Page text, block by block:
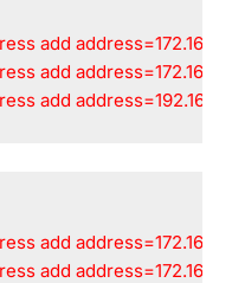
add
add
add
add
add